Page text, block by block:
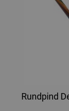
Rundpind